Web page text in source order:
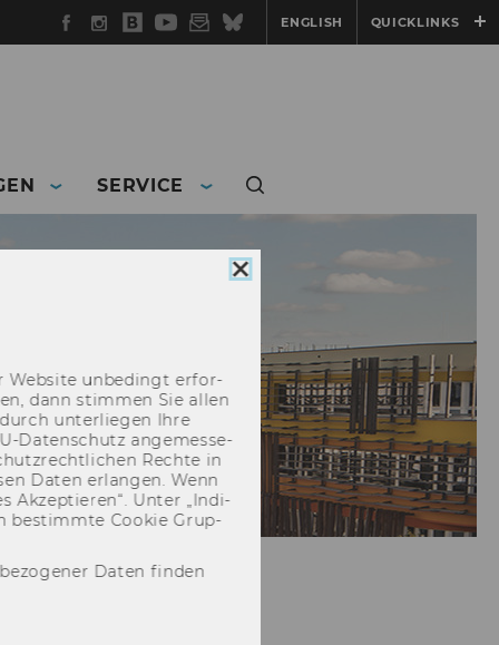
Facebook
Instagram
WU
Blog
YouTube
Newsletter
BlueskyENGLISH QUICKLINKS
SERVICE
Cookie
Web­site un­be­dingt er­for­
dann stim­men Sie allen
un­ter­lie­gen Ihre
​Datenschutz an­ge­mes­se­
Rech­te in
Daten er­lan­gen. Wenn
Ak­zep­tie­ren“. Unter „In­di­
be­stimm­te Coo­kie Grup­
Daten finden